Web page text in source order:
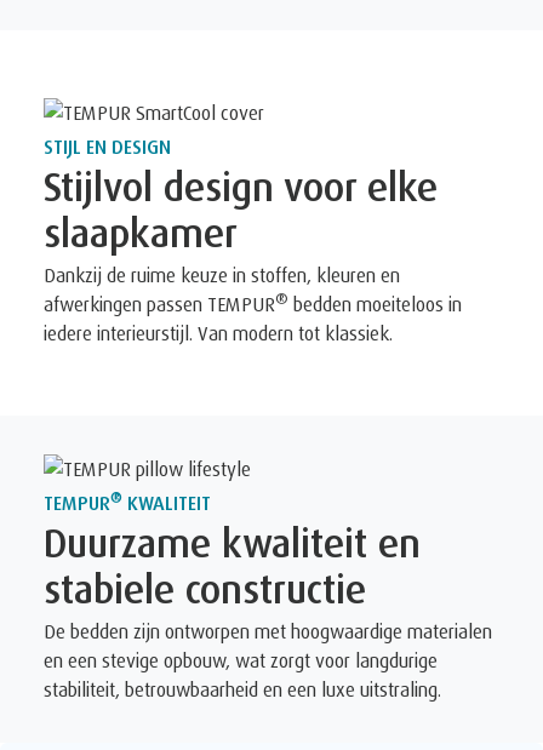
STIJL EN DESIGN
Stijlvol design voor elke
slaapkamer
Dankzij de ruime keuze in stoffen, kleuren en
afwerkingen passen TEMPUR® bedden moeiteloos in
iedere interieurstijl. Van modern tot klassiek.
TEMPUR® KWALITEIT
Duurzame kwaliteit en
stabiele constructie
De bedden zijn ontworpen met hoogwaardige materialen
en een stevige opbouw, wat zorgt voor langdurige
stabiliteit, betrouwbaarheid en een luxe uitstraling.